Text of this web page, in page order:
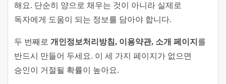
해요. 단순히 양으로 채우는 것이 아니라 실제로
독자에게 도움이 되는 정보를 담아야 합니다.
두 번째로 개인정보처리방침, 이용약관, 소개 페이지 를
반드시 만들어 두세요. 이 세 가지 페이지가 없으면
승인이 거절될 확률이 높아요.